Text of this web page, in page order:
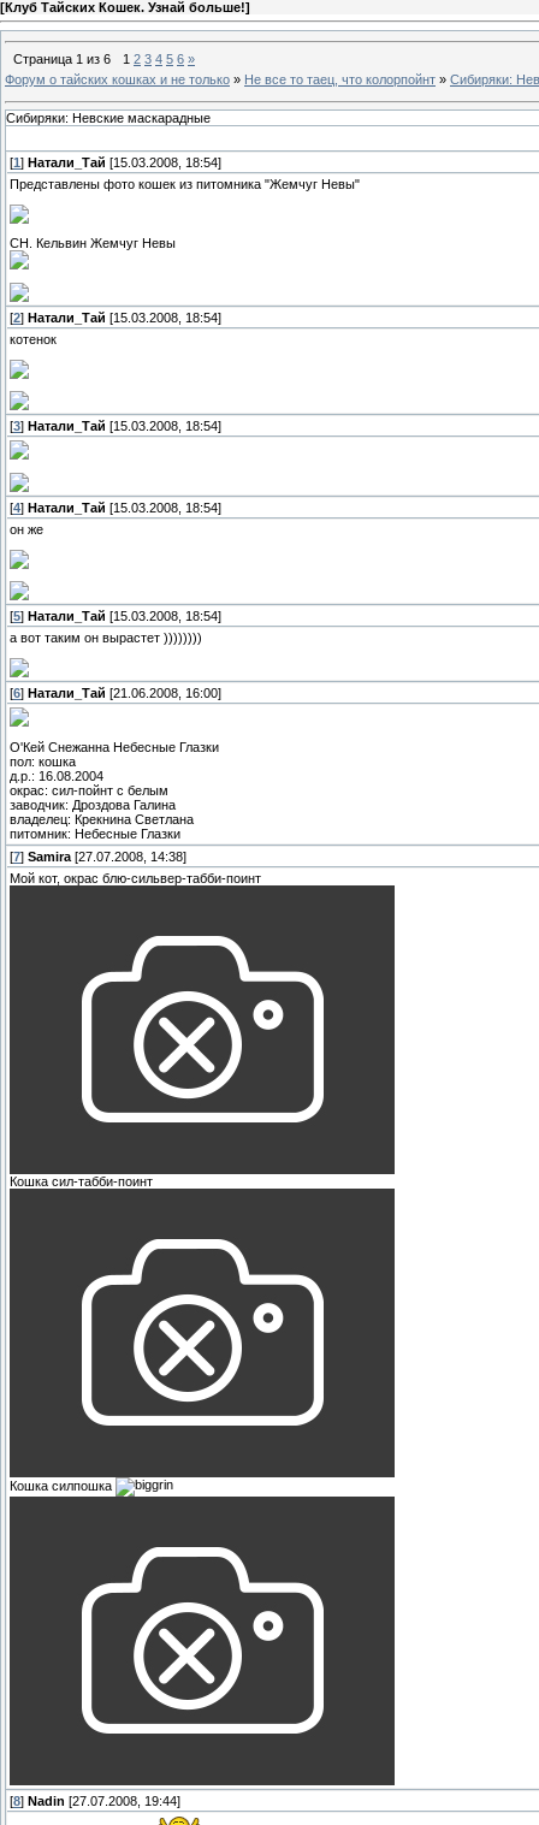
[Клуб Тайских Кошек. Узнай больше!]
Страница 1 из 6 1 2 3 4 5 6 »
Форум о тайских кошках и не только » Не все то таец, что колорпойнт » Сибиряки:
Сибиряки: Невские маскарадные
[1] Натали_Тай [15.03.2008, 18:54]
Представлены фото кошек из питомника "Жемчуг Невы"
CH. Кельвин Жемчуг Невы
[2] Натали_Тай [15.03.2008, 18:54]
котенок
[3] Натали_Тай [15.03.2008, 18:54]
[4] Натали_Тай [15.03.2008, 18:54]
он же
[5] Натали_Тай [15.03.2008, 18:54]
а вот таким он вырастет ))))))))
[6] Натали_Тай [21.06.2008, 16:00]
О'Кей Снежанна Небесные Глазки
пол: кошка
д.р.: 16.08.2004
окрас: сил-пойнт с белым
заводчик: Дроздова Галина
владелец: Крекнина Светлана
питомник: Небесные Глазки
[7] Samira [27.07.2008, 14:38]
Мой кот, окрас блю-сильвер-табби-поинт
Кошка сил-табби-поинт
Кошка силпошка
[8] Nadin [27.07.2008, 19:44]